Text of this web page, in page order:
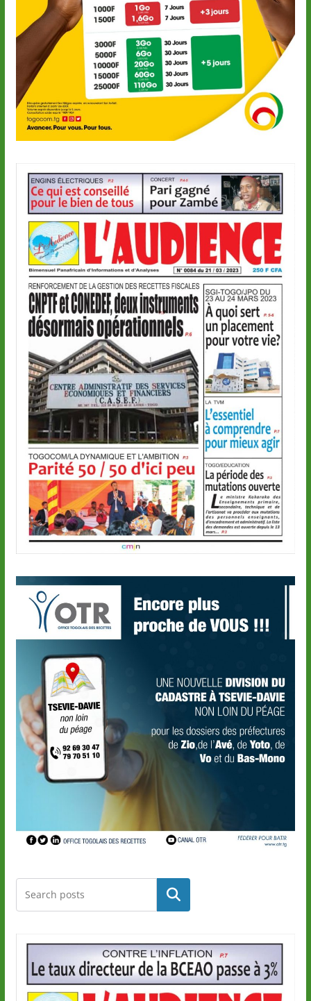
Rechercher